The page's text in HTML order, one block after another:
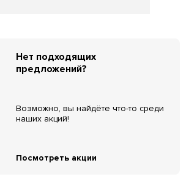
Нет подходящих
предложений?
Возможно, вы найдёте что-то среди
наших акций!
Посмотреть акции